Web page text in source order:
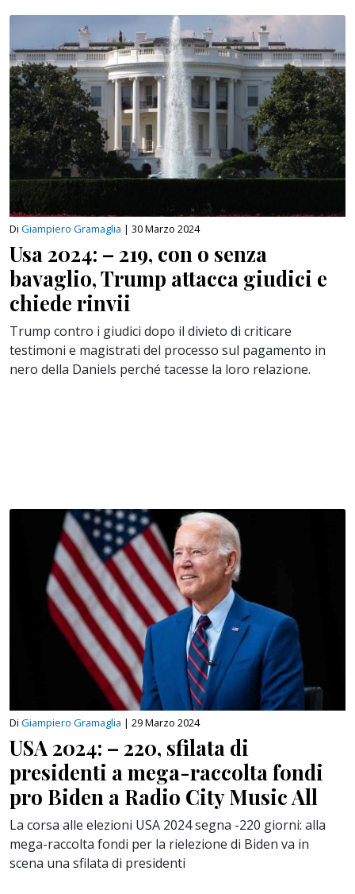
Di Giampiero Gramaglia | 30 Marzo 2024
Usa 2024: – 219, con o senza
bavaglio, Trump attacca giudici e
chiede rinvii
Trump contro i giudici dopo il divieto di criticare
testimoni e magistrati del processo sul pagamento in
nero della Daniels perché tacesse la loro relazione.
Di Giampiero Gramaglia | 29 Marzo 2024
USA 2024: – 220, sfilata di
presidenti a mega-raccolta fondi
pro Biden a Radio City Music All
La corsa alle elezioni USA 2024 segna -220 giorni: alla
mega-raccolta fondi per la rielezione di Biden va in
scena una sfilata di presidenti